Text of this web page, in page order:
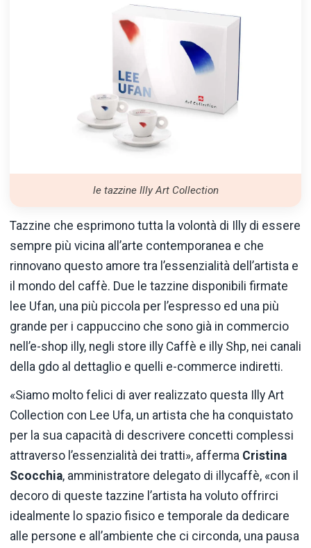
le tazzine Illy Art Collection
Tazzine che esprimono tutta la volontà di Illy di essere
sempre più vicina all’arte contemporanea e che
rinnovano questo amore tra l’essenzialità dell’artista e
il mondo del caffè. Due le tazzine disponibili firmate
lee Ufan, una più piccola per l’espresso ed una più
grande per i cappuccino che sono già in commercio
nell’e-shop illy, negli store illy Caffè e illy Shp, nei canali
della gdo al dettaglio e quelli e-commerce indiretti.
«Siamo molto felici di aver realizzato questa Illy Art
Collection con Lee Ufa, un artista che ha conquistato
per la sua capacità di descrivere concetti complessi
attraverso l’essenzialità dei tratti», afferma Cristina
Scocchia, amministratore delegato di illycaffè, «con il
decoro di queste tazzine l’artista ha voluto offrirci
idealmente lo spazio fisico e temporale da dedicare
alle persone e all’ambiente che ci circonda, una pausa